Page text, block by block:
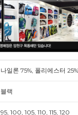
나일론 75%, 폴리에스터
블랙
95, 100, 105, 110, 115, 120